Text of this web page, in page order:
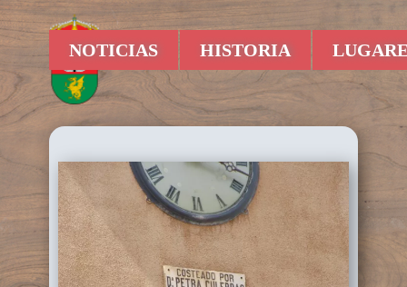
NOTICIAS HISTORIA